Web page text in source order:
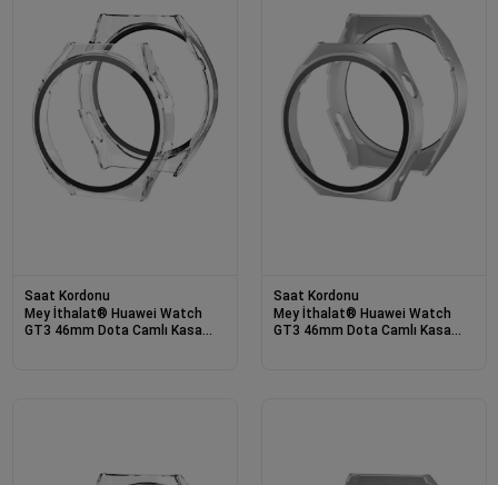
Saat Kordonu
Mey İthalat® Huawei Watch
GT3 46mm Dota Camlı Kasa
Saat Kordonu
Mey İthalat® Huawei Watch
GT3 46mm Dota Camlı Kasa